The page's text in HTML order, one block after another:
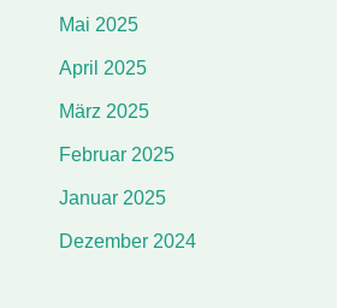
Mai 2025
April 2025
März 2025
Februar 2025
Januar 2025
Dezember 2024